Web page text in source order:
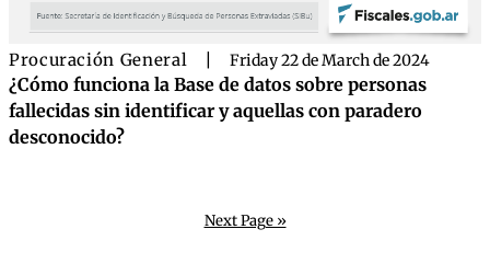
Procuración General Friday 22 de March de 2024
¿Cómo funciona la Base de datos sobre personas
fallecidas sin identificar y aquellas con paradero
desconocido?
Next Page »